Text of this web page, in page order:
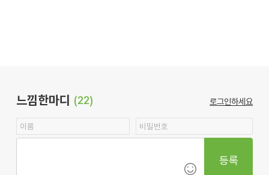
느낌한마디 (22) 로그인하세요
등록